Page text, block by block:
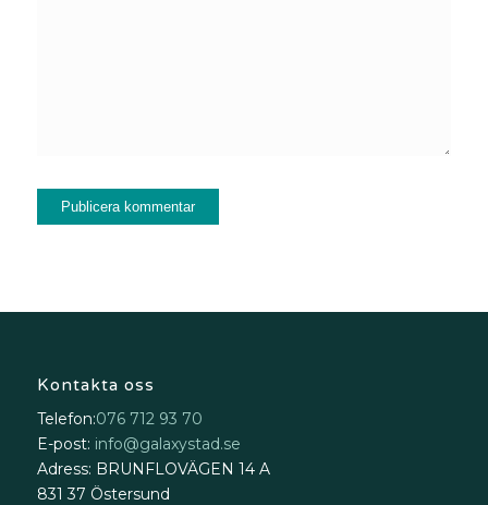
Kontakta oss
Telefon:076 712 93 70
E-post: info@galaxystad.se
Adress: BRUNFLOVÄGEN 14 A
831 37 Östersund